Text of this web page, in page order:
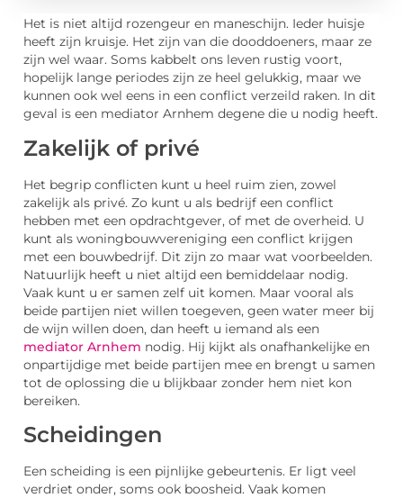
Het is niet altijd rozengeur en maneschijn. Ieder huisje
heeft zijn kruisje. Het zijn van die dooddoeners, maar ze
zijn wel waar. Soms kabbelt ons leven rustig voort,
hopelijk lange periodes zijn ze heel gelukkig, maar we
kunnen ook wel eens in een conflict verzeild raken. In dit
geval is een mediator Arnhem degene die u nodig heeft.
Zakelijk of privé
Het begrip conflicten kunt u heel ruim zien, zowel
zakelijk als privé. Zo kunt u als bedrijf een conflict
hebben met een opdrachtgever, of met de overheid. U
kunt als woningbouwvereniging een conflict krijgen
met een bouwbedrijf. Dit zijn zo maar wat voorbeelden.
Natuurlijk heeft u niet altijd een bemiddelaar nodig.
Vaak kunt u er samen zelf uit komen. Maar vooral als
beide partijen niet willen toegeven, geen water meer bij
de wijn willen doen, dan heeft u iemand als een
mediator Arnhem nodig. Hij kijkt als onafhankelijke en
onpartijdige met beide partijen mee en brengt u samen
tot de oplossing die u blijkbaar zonder hem niet kon
bereiken.
Scheidingen
Een scheiding is een pijnlijke gebeurtenis. Er ligt veel
verdriet onder, soms ook boosheid. Vaak komen